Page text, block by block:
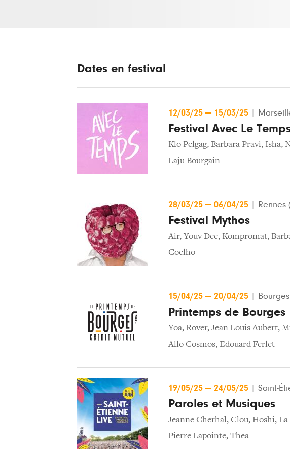
Dates en festival
12/03/25 — 15/03/25
Festival Avec Le
Klo Pelgag, Barbara Pravi, Isha,
Laju Bourgain
28/03/25 — 06/04/25 Rennes
Festival Mythos
Air, Youv Dee, Kompromat,
Coelho
15/04/25 — 20/04/25
Printemps de Bourges
Yoa, Rover, Jean Louis Aubert,
Allo Cosmos, Edouard Ferlet
19/05/25 — 24/05/25 Saint-
Paroles et Musiques
Jeanne Cherhal, Clou, Hoshi, La
Pierre Lapointe, Thea